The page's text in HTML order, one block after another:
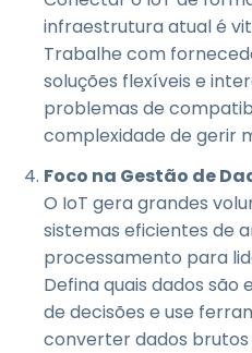
infraestrutura atual é
Trabalhe com
soluções flexíveis e
problemas de
complexidade de gerir
Foco na Gestão de
O IoT gera grandes
sistemas eficientes de
processamento para
Defina quais dados
de decisões e use
converter dados brutos